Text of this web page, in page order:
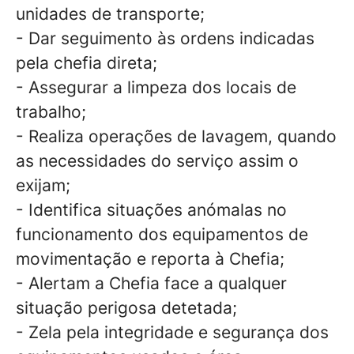
unidades de transporte;
- Dar seguimento às ordens indicadas
pela chefia direta;
- Assegurar a limpeza dos locais de
trabalho;
- Realiza operações de lavagem, quando
as necessidades do serviço assim o
exijam;
- Identifica situações anómalas no
funcionamento dos equipamentos de
movimentação e reporta à Chefia;
- Alertam a Chefia face a qualquer
situação perigosa detetada;
- Zela pela integridade e segurança dos